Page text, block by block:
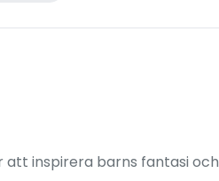
inspirera barns fantasi och